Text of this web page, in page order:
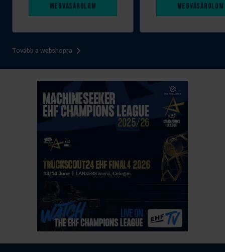
Tovább a webshopra
Megvásárolom Megvásárolom